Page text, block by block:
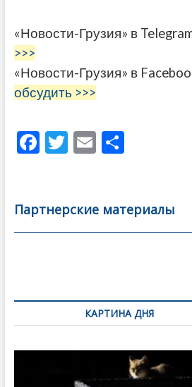
«Новости-Грузия» в
>>>
«Новости-Грузия» в
обсудить >>>
F
b
o
T
er
E
l
О
а
в
Партнерские материалы
по
записямКАРТИНА ДНЯ